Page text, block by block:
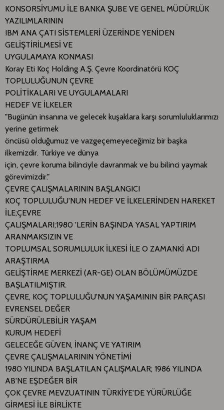
KONSORSİYUMU İLE BANKA ŞUBE VE GENEL MÜDÜRLÜK
YAZILIMLARININ
IBM ANA ÇATI SİSTEMLERİ ÜZERİNDE YENİDEN
GELİŞTİRİLMESİ VE
UYGULAMAYA KONMASI
Koray Eti Koç Holding A.Ş. Çevre Koordinatörü KOÇ
TOPLULUĞUNUN ÇEVRE
POLİTİKALARI VE UYGULAMALARI
HEDEF VE İLKELER
"Bugünün insanına ve gelecek kuşaklara karşı sorumluluklarımızı
yerine getirmek
öncüsü olduğumuz ve vazgeçemeyeceğimiz bir başka
ilkemizdir. Türkiye ve dünya
için, çevre koruma bilinciyle davranmak ve bu bilinci yaymak
görevimizdir."
ÇEVRE ÇALIŞMALARININ BAŞLANGICI
KOÇ TOPLULUĞU'NUN HEDEF VE İLKELERİNDEN HAREKET
İLE;ÇEVRE
ÇALIŞMALARI;1980 'LERİN BAŞINDA YASAL YAPTIRIM
ARANMAKSIZIN VE
TOPLUMSAL SORUMLULUK İLKESİ İLE O ZAMANKİ ADI
ARAŞTIRMA
GELİŞTİRME MERKEZİ (AR-GE) OLAN BÖLÜMÜMÜZDE
BAŞLATILMIŞTIR.
ÇEVRE, KOÇ TOPLULUĞU'NUN YAŞAMININ BİR PARÇASI
EVRENSEL DEĞER
SÜRDÜRÜLEBİLİR YAŞAM
KURUM HEDEFİ
GELECEĞE GÜVEN, İNANÇ VE YATIRIM
ÇEVRE ÇALIŞMALARININ YÖNETİMİ
1980 YILINDA BAŞLATILAN ÇALIŞMALAR; 1986 YILINDA
AB'NE EŞDEĞER BİR
ÇOK ÇEVRE MEVZUATININ TÜRKİYE'DE YÜRÜRLÜĞE
GİRMESİ İLE BİRLİKTE